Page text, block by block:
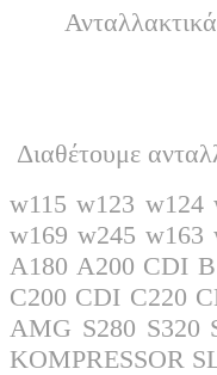
Διαθέτουμε
w115 w123 w124
w169 w245
A180 A200 CDI
C200 CDI C220
AMG S280 S320
KOMPRESSOR